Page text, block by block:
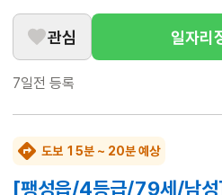
관심 일자리
7일전 등록
도보 15분 ~ 20분 예상
[팽성읍/4등급/79세/남성